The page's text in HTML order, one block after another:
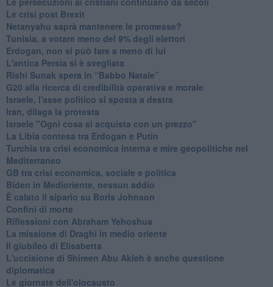
Le crisi post Brexit
Netanyahu saprà mantenere le promesse?
Tunisia, a votare meno del 9% degli elettori
Erdogan, non si può fare a meno di lui
L'antica Persia si è svegliata
Rishi Sunak spera in “Babbo Natale”
G20 alla ricerca di credibilità operativa e morale
Israele, l'asse politico si sposta a destra
Iran, dilaga la protesta
Israele "Ogni cosa si acquista con un prezzo"
La Libia contesa tra Erdogan e Putin
Turchia tra crisi economica interna e mire geopolitiche nel
Mediterraneo
GB tra crisi economica, sociale e politica
Biden in Medioriente, nessun addio
È calato il sipario su Boris Johnson
Confini di morte
Riflessioni con Abraham Yehoshua
La missione di Draghi in medio oriente
Il giubileo di Elisabetta
L'uccisione di Shireen Abu Akleh è anche questione
diplomatica
Le giornate dell'olocausto